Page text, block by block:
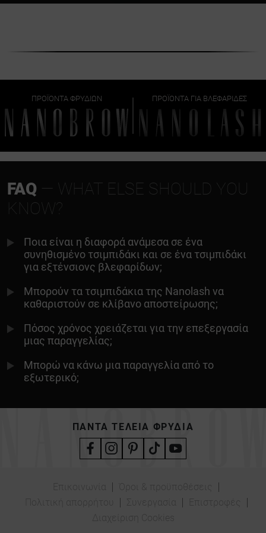
ΠΡΟΪΌΝΤΑ ΦΡΥΔΙΏΝ ΠΡΟΪΌΝΤΑ ΓΙΑ ΒΛΕΦΑΡΊΔΕΣ
FAQ — WHAT ELSE SHOULD YOU
KNOW?
Ποια είναι η διαφορά ανάμεσα σε ένα
συνηθισμένο τσιμπιδάκι και σε ένα τσιμπιδάκι
για εξτένσιονς βλεφαρίδων;
Μπορούν τα τσιμπιδάκια της Nanolash να
καθαριστούν σε κλίβανο αποστείρωσης;
Πόσος χρόνος χρειάζεται για την επεξεργασία
μιας παραγγελίας;
Μπορώ να κάνω μια παραγγελία από το
εξωτερικό;
ΠΆΝΤΑ ΤΈΛΕΙΑ ΦΡΎΔΙΑ